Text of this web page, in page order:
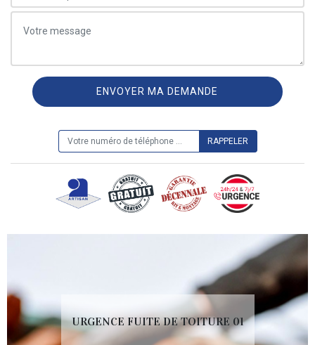
URGENCE FUITE DE TOITURE 01